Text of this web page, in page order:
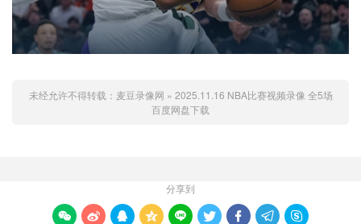
未经允许不得转载： 麦豆录像网 » 2025.11.16 NBA比赛视频录像 全5场
百度网盘下载
分享到
        